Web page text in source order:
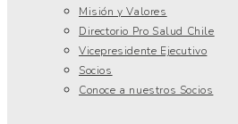
Misión y Valores
Directorio Pro Salud Chile
Vicepresidente Ejecutivo
Socios
Conoce a nuestros Socios